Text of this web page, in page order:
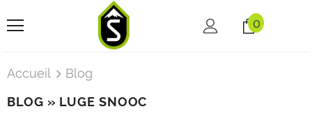
0
Accueil
Blog
BLOG » LUGE SNOOC